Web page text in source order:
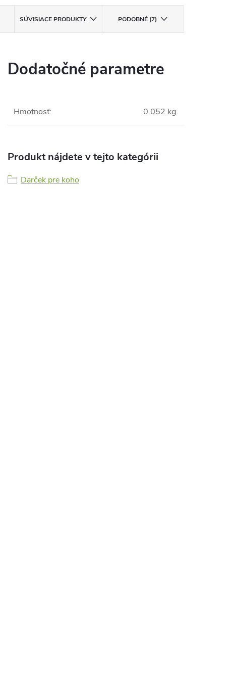
SÚVISIACE PRODUKTY PODOBNÉ (7)
Dodatočné parametre
Hmotnosť: 0.052 kg
Produkt nájdete v tejto kategórii
Darček pre koho